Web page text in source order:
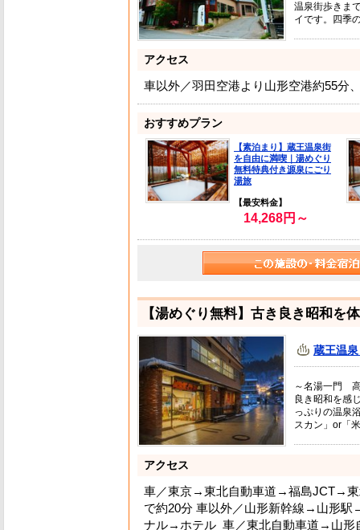
温泉街歩きま
イです。四季
アクセス
車以外／羽田空港より山形空港約55分
おすすめプラン
【素泊まり】蔵王温泉街
を自由に満喫｜湯めぐり
無料特典付き源泉にごり
湯旅
【最安料金】
14,268円～
【湯めぐり無料】古き良き昭和を
蔵王温
～名湯一門
良き昭和を感
っぷりの温泉
スカン」or「
アクセス
車／東京→東北自動車道→福島JCT→東
で約20分 車以外／山形新幹線→山形
ナル→ホテル 車／東北自動車道→山形